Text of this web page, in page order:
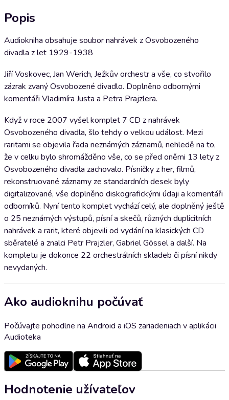
Popis
Audiokniha obsahuje soubor nahrávek z Osvobozeného
divadla z let 1929-1938
Jiří Voskovec, Jan Werich, Ježkův orchestr a vše, co stvořilo
zázrak zvaný Osvobozené divadlo. Doplněno odbornými
komentáři Vladimíra Justa a Petra Prajzlera.
Když v roce 2007 vyšel komplet 7 CD z nahrávek
Osvobozeného divadla, šlo tehdy o velkou událost. Mezi
raritami se objevila řada neznámých záznamů, nehledě na to,
že v celku bylo shromážděno vše, co se před oněmi 13 lety z
Osvobozeného divadla zachovalo. Písničky z her, filmů,
rekonstruované záznamy ze standardních desek byly
digitalizované, vše doplněno diskografickými údaji a komentáři
odborníků. Nyní tento komplet vychází celý, ale doplněný ještě
o 25 neznámých výstupů, písní a skečů, různých duplicitních
nahrávek a rarit, které objevili od vydání na klasických CD
sběratelé a znalci Petr Prajzler, Gabriel Gössel a další. Na
kompletu je dokonce 22 orchestrálních skladeb či písní nikdy
nevydaných.
Ako audioknihu počúvať
Počúvajte pohodlne na Android a iOS zariadeniach v aplikácii
Audioteka
Hodnotenie užívateľov